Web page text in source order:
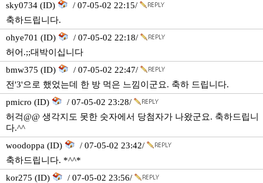
sky0734 (ID)
/ 07-05-02 22:15/
축하드립니다.
ohye701 (ID)
/ 07-05-02 22:18/
허어.;;대박이십니다
bmw375 (ID)
/ 07-05-02 22:47/
전'3'으로 했었는데 한 방 먹은 느낌이군요. 축하 드립니다.
pmicro (ID)
/ 07-05-02 23:28/
허걱@@ 생각지도 못한 숫자에서 당첨자가 나왔군요. 축하드립니
다.^^
woodoppa (ID)
/ 07-05-02 23:42/
축하드립니다. *^^*
kor275 (ID)
/ 07-05-02 23:56/